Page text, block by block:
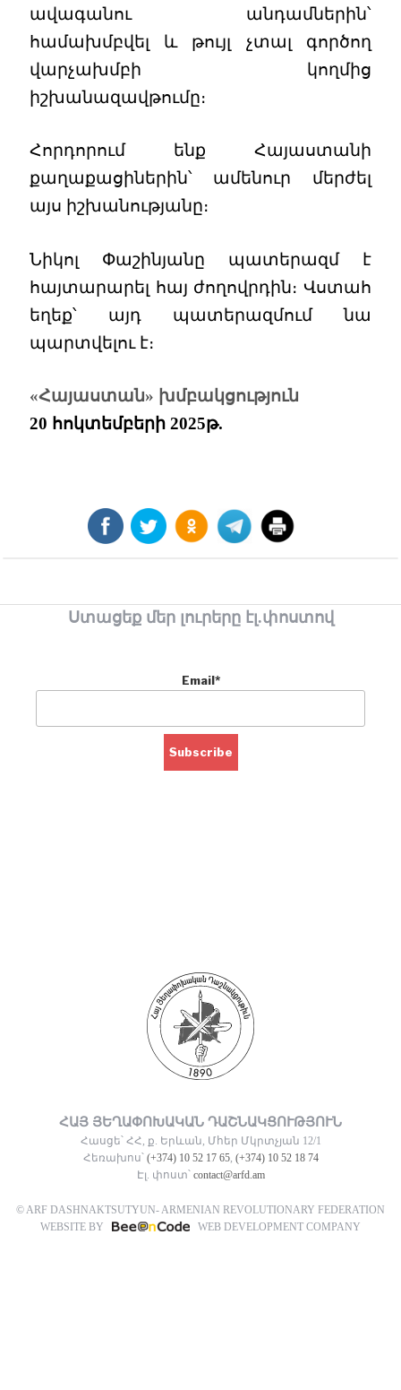
ավագանու անդամներին՝
համախմբվել և թույլ չտալ գործող
վարչախմբի կողմից
իշխանազավթումը։
Հորդորում ենք Հայաստանի
քաղաքացիներին՝ ամենուր մերժել
այս իշխանությանը։
Նիկոլ Փաշինյանը պատերազմ է
հայտարարել հայ ժողովրդին։ Վստահ
եղեք՝ այդ պատերազմում նա
պարտվելու է։
«Հայաստան» խմբակցություն
20 հոկտեմբերի 2025թ.
Ստացեք մեր լուրերը էլ.փոստով
Email*
ՀԱՅ ՅԵՂԱՓՈԽԱԿԱՆ ԴԱՇՆԱԿՑՈՒԹՅՈՒՆ
Հասցե՝ ՀՀ, ք. Երևան, Մհեր Մկրտչյան 12/1
Հեռախոս՝ (+374) 10 52 17 65, (+374) 10 52 18 74
Էլ. փոստ՝ contact@arfd.am
© ARF DASHNAKTSUTYUN- ARMENIAN REVOLUTIONARY FEDERATION
WEBSITE BY
WEB DEVELOPMENT COMPANY